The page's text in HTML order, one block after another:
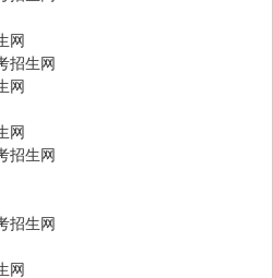
网
招生网
网
网
招生网
招生网
网